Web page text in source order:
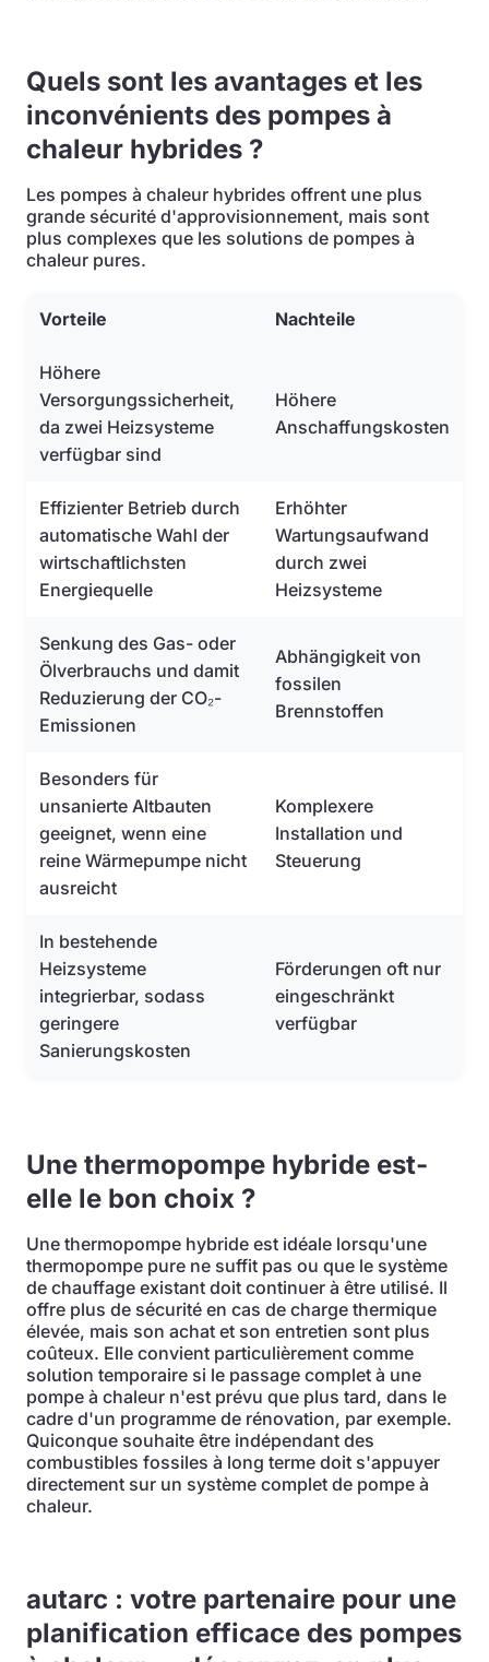
Quels sont les avantages et les
inconvénients des pompes à
chaleur hybrides ?
Les pompes à chaleur hybrides offrent une plus
grande sécurité d'approvisionnement, mais sont
plus complexes que les solutions de pompes à
chaleur pures.
Vorteile Nachteile
Höhere
Versorgungssicherheit,
da zwei Heizsysteme
verfügbar sind
Höhere
Anschaffungskosten
Effizienter Betrieb durch
automatische Wahl der
wirtschaftlichsten
Energiequelle
Erhöhter
Wartungsaufwand
durch zwei
Heizsysteme
Senkung des Gas- oder
Ölverbrauchs und damit
Reduzierung der CO₂-
Emissionen
Abhängigkeit von
fossilen
Brennstoffen
Besonders für
unsanierte Altbauten
geeignet, wenn eine
reine Wärmepumpe nicht
ausreicht
Komplexere
Installation und
Steuerung
In bestehende
Heizsysteme
integrierbar, sodass
geringere
Sanierungskosten
Förderungen oft nur
eingeschränkt
verfügbar
Une thermopompe hybride est-
elle le bon choix ?
Une thermopompe hybride est idéale lorsqu'une
thermopompe pure ne suffit pas ou que le système
de chauffage existant doit continuer à être utilisé. Il
offre plus de sécurité en cas de charge thermique
élevée, mais son achat et son entretien sont plus
coûteux. Elle convient particulièrement comme
solution temporaire si le passage complet à une
pompe à chaleur n'est prévu que plus tard, dans le
cadre d'un programme de rénovation, par exemple.
Quiconque souhaite être indépendant des
combustibles fossiles à long terme doit s'appuyer
directement sur un système complet de pompe à
chaleur.
autarc : votre partenaire pour une
planification efficace des pompes